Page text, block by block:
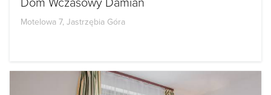
Motelowa 7, Jastrzębia Góra